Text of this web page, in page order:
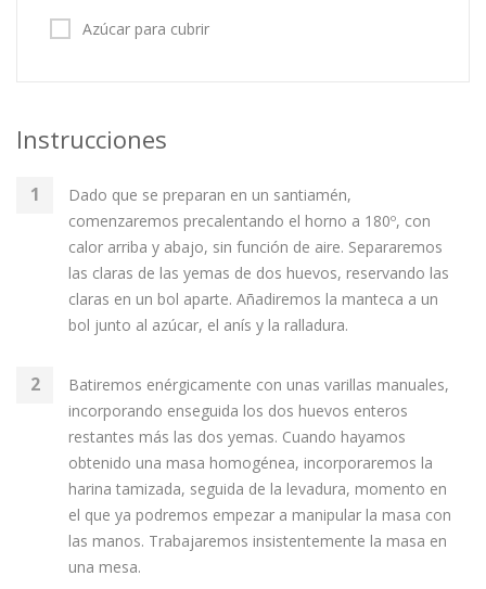
Azúcar para cubrir
Instrucciones
Dado que se preparan en un santiamén,
comenzaremos precalentando el horno a 180º, con
calor arriba y abajo, sin función de aire. Separaremos
las claras de las yemas de dos huevos, reservando las
claras en un bol aparte. Añadiremos la manteca a un
bol junto al azúcar, el anís y la ralladura.
Batiremos enérgicamente con unas varillas manuales,
incorporando enseguida los dos huevos enteros
restantes más las dos yemas. Cuando hayamos
obtenido una masa homogénea, incorporaremos la
harina tamizada, seguida de la levadura, momento en
el que ya podremos empezar a manipular la masa con
las manos. Trabajaremos insistentemente la masa en
una mesa.